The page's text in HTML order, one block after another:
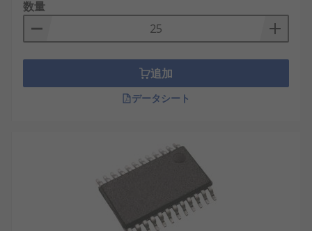
数量
追加
データシート